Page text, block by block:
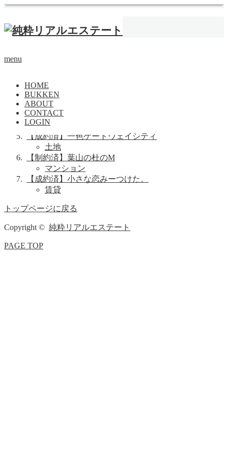
menu
HOME
BUKKEN
ABOUT
CONTACT
LOGIN
2階
賃貸
暮らしの余波
賃貸
葉山小道通り
土地
【成約済】一色ゲートウェイシティ
土地
【制約済】葉山の杜のM
マンション
【成約済】小さな恋みーつけた。
賃貸
トップページに戻る
Copyright © 純粋リアルエステート
PAGE TOP